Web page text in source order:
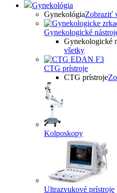
Gynekológia
GynekológiaZobraziť
Gynekologické
Gynekologické
všetky
CTG prístroje
CTG prístroje
Kolposkopy
Ultrazvukové prístroje